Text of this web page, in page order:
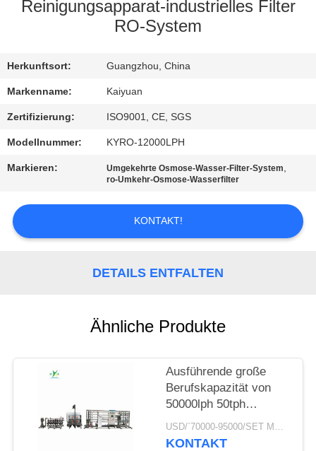
MIT
UNS
IN
VERBINDUNG
SIE
EIN
SITEMAP
PRIVACY
Reinigungsapparat-industrielles Filter
RO-System
Herkunftsort: Guangzhou, China
Markenname: Kaiyuan
Zertifizierung: ISO9001, CE, SGS
Modellnummer: KYRO-12000LPH
Markieren: Umgekehrte Osmose-Wasser-Filter-System,
ro-Umkehr-Osmose-Wasserfilter
KONTAKT!
DETAILS ENTFALTEN
Ähnliche Produkte
Ausführende große
Berufskapazität von
50000lph 50tph
industriellen RO-
Kläranlage Umkehr-
USD/`70000-95000/SET MOQ:1 Satz
KONTAKT